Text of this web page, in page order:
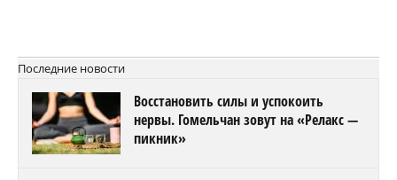
Последние новости
Восстановить силы и успокоить
нервы. Гомельчан зовут на «Релакс —
пикник»